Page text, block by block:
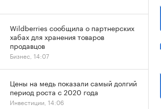
Wildberries сообщила о партнерских
хабах для хранения товаров
продавцов
Бизнес, 14:07
Цены на медь показали самый долгий
период роста с 2020 года
Инвестиции, 14:06